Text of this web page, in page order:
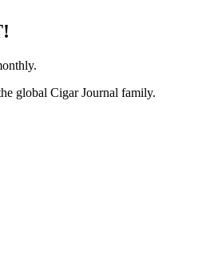
global Cigar Journal family.